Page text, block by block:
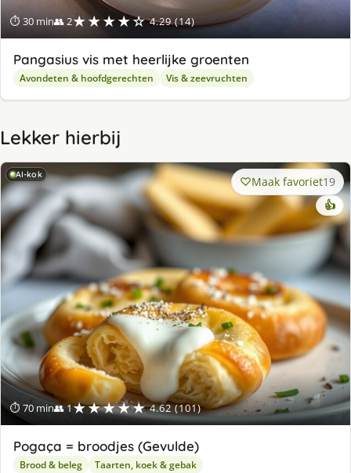
⏱ 30 min👥 2★★★★☆ 4.29 (14)
Pangasius vis met heerlijke groenten
Avondeten & hoofdgerechten Vis & zeevruchten
Lekker hierbij
AI-kok
⏱ 70 min👥 1★★★★★ 4.62 (101)
Maak favoriet19
👍
Pogaça = broodjes (Gevulde)
Brood & beleg Taarten, koek & gebak